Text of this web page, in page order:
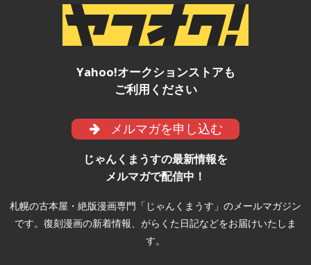
Yahoo!オークションストアも
ご利用ください
メルマガを申し込む
じゃんくまうすの最新情報を
メルマガで配信中！
札幌の古本屋・絶版漫画専門「じゃんくまうす」のメールマガジン
です。復刻漫画の新着情報、がらくた日記などをお届けいたしま
す。